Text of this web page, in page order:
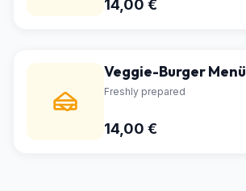
14,00 €
Veggie-Burger Menü
Freshly prepared
14,00 €